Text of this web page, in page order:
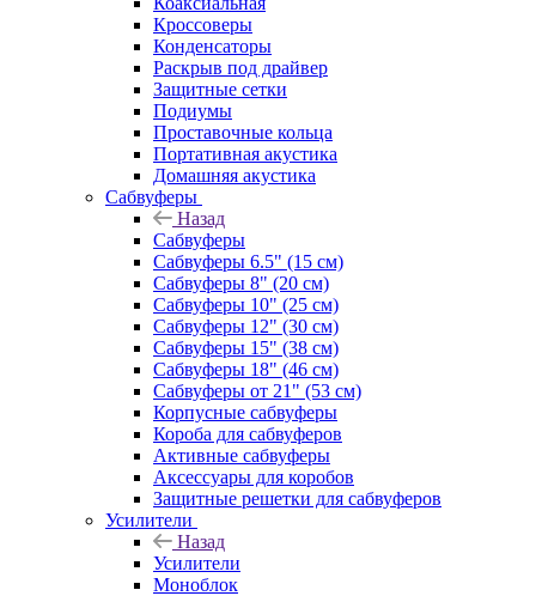
Кроссоверы
Конденсаторы
Раскрыв под драйвер
Защитные сетки
Подиумы
Проставочные кольца
Портативная акустика
Домашняя акустика
Сабвуферы
Назад
Сабвуферы
Сабвуферы 6.5" (15 см)
Сабвуферы 8" (20 см)
Сабвуферы 10" (25 см)
Сабвуферы 12" (30 см)
Сабвуферы 15" (38 см)
Сабвуферы 18" (46 см)
Сабвуферы от 21" (53 см)
Корпусные сабвуферы
Короба для сабвуферов
Активные сабвуферы
Аксессуары для коробов
Защитные решетки для сабвуферов
Усилители
Назад
Усилители
Моноблок